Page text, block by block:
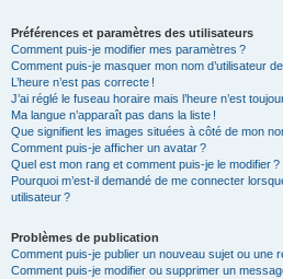
Préférences et paramètres des utilisateurs
Comment puis-je modifier mes paramètres ?
Comment puis-je masquer mon nom d’utilisateur
L’heure n’est pas correcte !
J’ai réglé le fuseau horaire mais l’heure n’est
Ma langue n’apparaît pas dans la liste !
Que signifient les images situées à côté de mon
Comment puis-je afficher un avatar ?
Quel est mon rang et comment puis-je le modifier ?
Pourquoi m’est-il demandé de me connecter
utilisateur ?
Problèmes de publication
Comment puis-je publier un nouveau sujet ou une
Comment puis-je modifier ou supprimer un